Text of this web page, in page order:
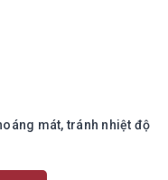
mát, tránh nhiệt độ